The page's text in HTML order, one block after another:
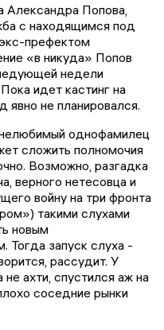
Александра Попова,
с находящимся под
префектом
«в никуда» Попов
недели
идет кастинг на
не планировался.
однофамилец
сложить полномочия
Возможно, разгадка
верного нетесовца и
войну на три фронта
такими слухами
новым
Тогда запуск слуха -
рассудит. У
ахти, спустился аж на
соседние рынки